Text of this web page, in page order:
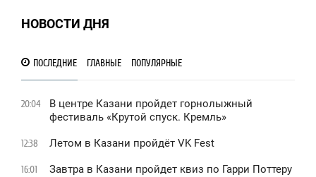
НОВОСТИ ДНЯ
ПОСЛЕДНИЕ ГЛАВНЫЕ ПОПУЛЯРНЫЕ
20:04
В центре Казани пройдет горнолыжный
фестиваль «Крутой спуск. Кремль»
12:38 Летом в Казани пройдёт VK Fest
16:01 Завтра в Казани пройдет квиз по Гарри Поттеру